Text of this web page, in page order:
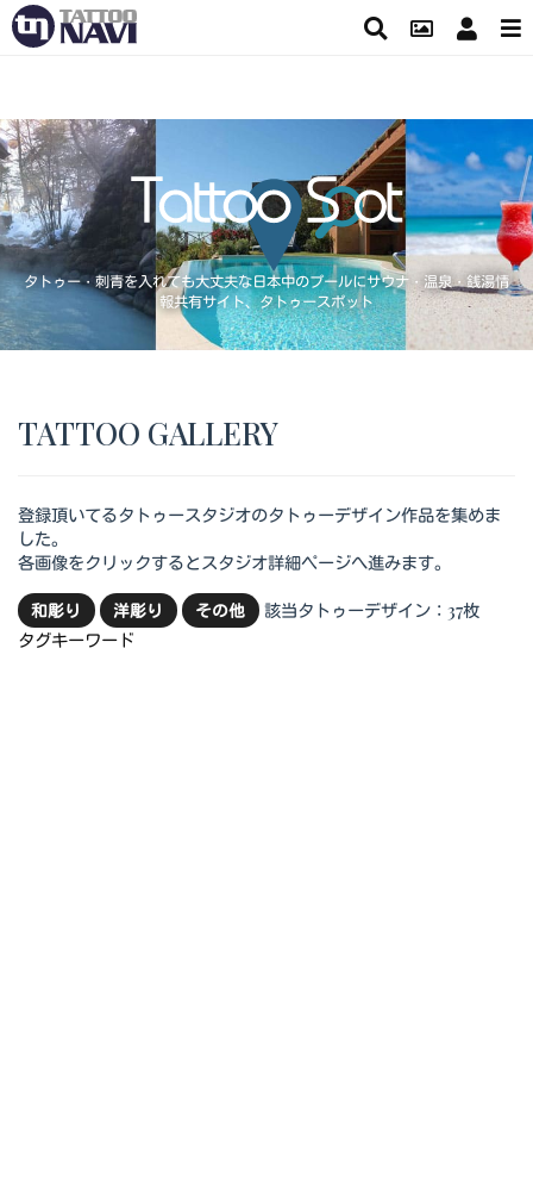
タトゥー・刺青を入れても大丈夫な日本中のプールにサウナ・温泉・銭湯情
報共有サイト、タトゥースポット
TATTOO GALLERY
登録頂いてるタトゥースタジオのタトゥーデザイン作品を集めま
した。
各画像をクリックするとスタジオ詳細ページへ進みます。
和彫り 洋彫り その他
該当タトゥーデザイン：37枚
タグキーワード